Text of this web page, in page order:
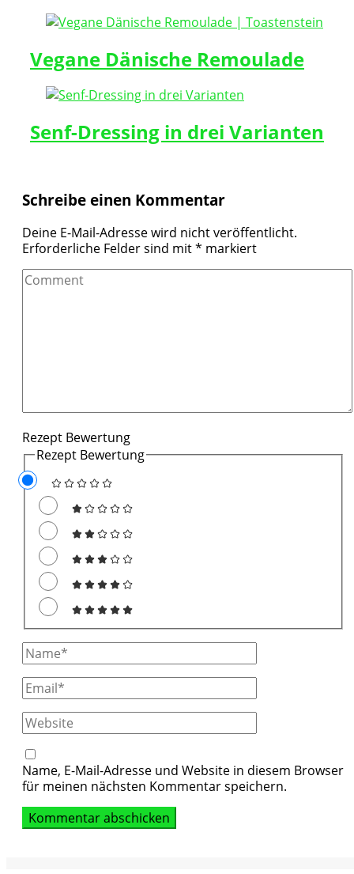
Vegane Dänische Remoulade
Senf-Dressing in drei Varianten
Schreibe einen Kommentar
Deine E-Mail-Adresse wird nicht veröffentlicht.
Erforderliche Felder sind mit* markiert
Comment
Rezept Bewertung
Rezept Bewertung
Full
Name
Email
Website
Name, E-Mail-Adresse und Website in diesem Browser
für meinen nächsten Kommentar speichern.